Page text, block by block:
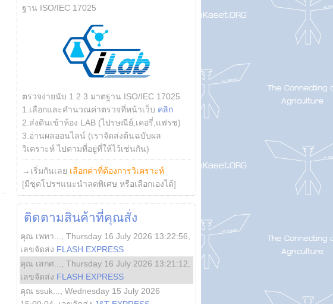
ฐาน ISO/IEC 17025
ตรวจง่ายนับ 1 2 3 มาตฐาน ISO/IEC 17025
1.เลือกและคำนวณค่าตรวจที่หน้าเว็บ คลิก
2.ส่งดินเข้าห้อง LAB (ไปรษณีย์,เคอรี่,แฟรช)
3.อ่านผลออนไลน์ (เราจัดส่งต้นฉบับผล
วิเคราะห์ ไปตามที่อยู่ที่ให้ไว้เช่นกัน)
→เริ่มกันเลย เลือกค่าที่ต้องการวิเคราะห์
[มีชุดโปรฯแนะนำลดพิเศษ หรือเลือกเองได้]
ติดตามสินค้าที่คุณสั่ง
คุณ เพทา... Thursday 16 July 2026 13:22:56
เลขจัดส่ง FLASH EXPRESS
คุณ เสกศ...
Thursday 16 July 2026 13:21:12
เลขจัดส่ง FLASH EXPRESS
คุณ ssuk...
Wednesday 15 July 2026